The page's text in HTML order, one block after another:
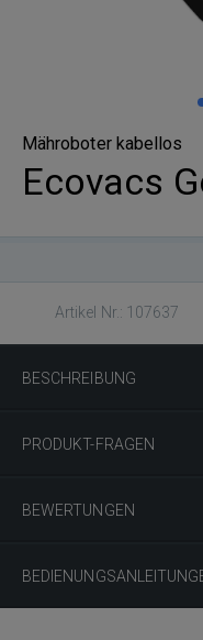
Mähroboter kabellos
Ecovacs
Artikel Nr.: 107637
BESCHREIBUNG
PRODUKT-FRAGEN
BEWERTUNGEN